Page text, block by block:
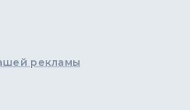
рекламы